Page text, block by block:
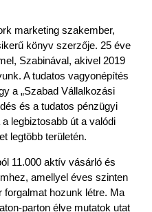
marketing szakember,
könyv szerzője. 25 éve
Szabinával, akivel 2019
A tudatos vagyonépítés
a „Szabad Vállalkozási
és a tudatos pénzügyi
legbiztosabb út a valódi
legtöbb területén.
11.000 aktív vásárló és
amellyel éves szinten
forgalmat hozunk létre. Ma
parton élve mutatok utat